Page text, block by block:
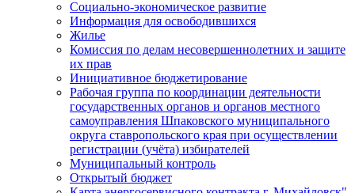
Социально-экономическое развитие
Информация для освободившихся
Жилье
Комиссия по делам несовершеннолетних и защите
их прав
Инициативное бюджетирование
Рабочая группа по координации деятельности
государственных органов и органов местного
самоуправления Шпаковского муниципального
округа ставропольского края при осуществлении
регистрации (учёта) избирателей
Муниципальный контроль
Открытый бюджет